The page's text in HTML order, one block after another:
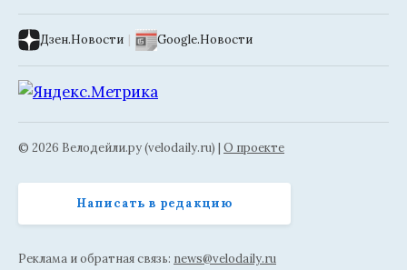
Дзен.Новости | Google.Новости
© 2026 Велодейли.ру (velodaily.ru) | О проекте
Написать в редакцию
Реклама и обратная связь: news@velodaily.ru